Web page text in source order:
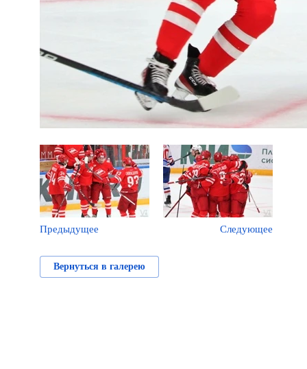
Предыдущее Следующее
Вернуться в галерею